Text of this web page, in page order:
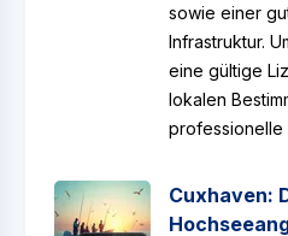
sowie einer
Infrastruktur.
eine gültige
lokalen
professionelle
Cuxhaven: